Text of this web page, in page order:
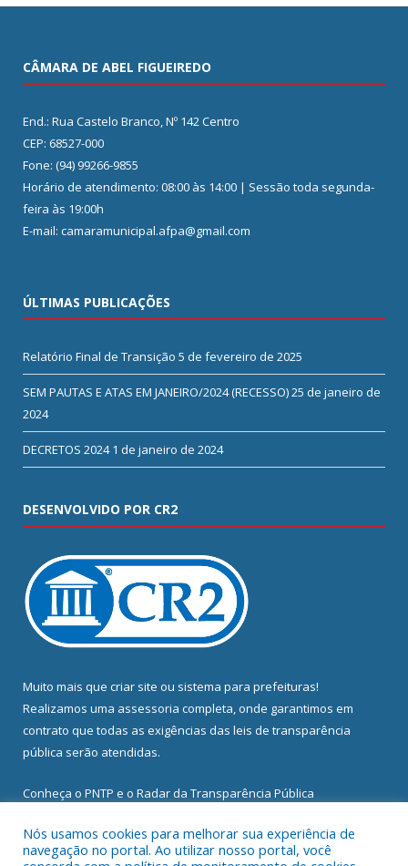
CÂMARA DE ABEL FIGUEIREDO
End.: Rua Castelo Branco, Nº 142 Centro
CEP: 68527-000
Fone: (94) 99266-9855
Horário de atendimento: 08:00 às 14:00 | Sessão toda segunda-
feira às 19:00h
E-mail: camaramunicipal.afpa@gmail.com
ÚLTIMAS PUBLICAÇÕES
Relatório Final de Transição 5 de fevereiro de 2025
SEM PAUTAS E ATAS EM JANEIRO/2024 (RECESSO)25 de janeiro de
2024
DECRETOS 2024 1 de janeiro de 2024
DESENVOLVIDO POR CR2
Muito mais que criar site ou sistema para prefeituras!
Realizamos uma assessoria completa, onde garantimos em
contrato que todas as exigências das leis de transparência
pública serão atendidas.
Conheça o PNTP e o Radar da Transparência Pública
Nós usamos cookies para melhorar sua experiência de
navegação no portal. Ao utilizar nosso portal, você